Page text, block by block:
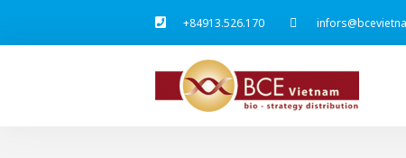
+84913.526.170